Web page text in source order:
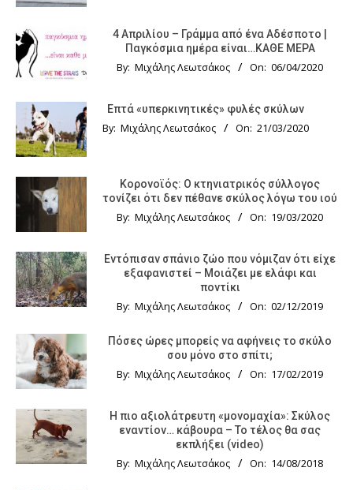
4 Απριλίου – Γράμμα από ένα Αδέσποτο |
Παγκόσμια ημέρα είναι…ΚΑΘΕ ΜΕΡΑ
By: Μιχάλης Λεωτσάκος On: 06/04/2020
Επτά «υπερκινητικές» φυλές σκύλων
By: Μιχάλης Λεωτσάκος On: 21/03/2020
Κορονοϊός: Ο κτηνιατρικός σύλλογος
τονίζει ότι δεν πέθανε σκύλος λόγω του ιού
By: Μιχάλης Λεωτσάκος On: 19/03/2020
Εντόπισαν σπάνιο ζώο που νόμιζαν ότι είχε
εξαφανιστεί – Μοιάζει με ελάφι και
ποντίκι
By: Μιχάλης Λεωτσάκος On: 02/12/2019
Πόσες ώρες μπορείς να αφήνεις το σκύλο
σου μόνο στο σπίτι;
By: Μιχάλης Λεωτσάκος On: 17/02/2019
Η πιο αξιολάτρευτη «μονομαχία»: Σκύλος
εναντίον… κάβουρα – Το τέλος θα σας
εκπλήξει (video)
By: Μιχάλης Λεωτσάκος On: 14/08/2018